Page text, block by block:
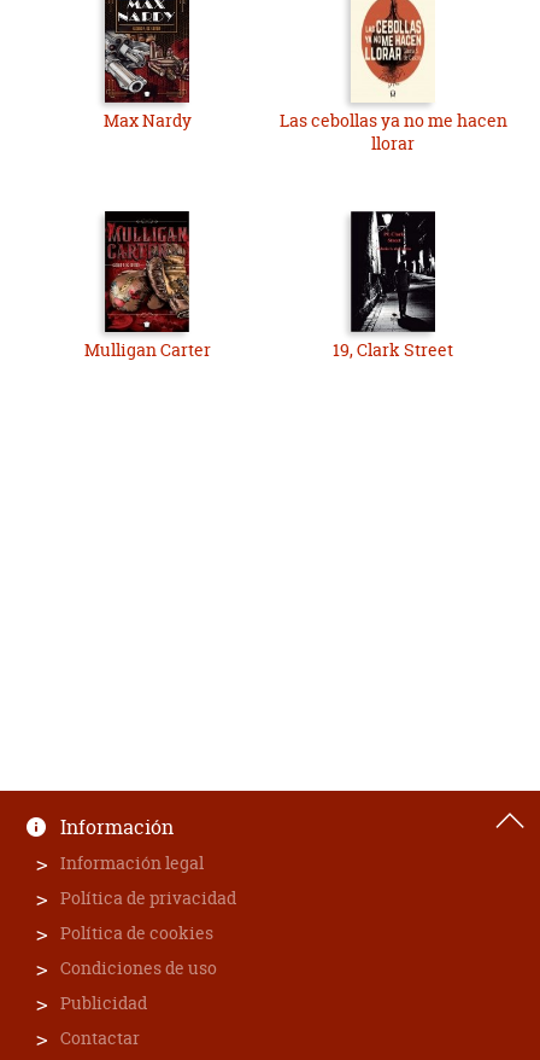
Max Nardy
Las cebollas ya no me hacen
llorar
Mulligan Carter 19, Clark Street
Información
Información legal
Política de privacidad
Política de cookies
Condiciones de uso
Publicidad
Contactar